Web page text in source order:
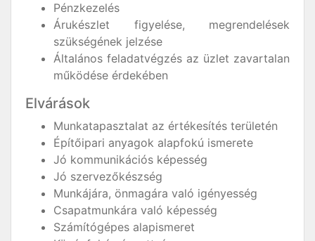
Pénzkezelés
Árukészlet figyelése, megrendelések
szükségének jelzése
Általános feladatvégzés az üzlet zavartalan
működése érdekében
Elvárások
Munkatapasztalat az értékesítés területén
Építőipari anyagok alapfokú ismerete
Jó kommunikációs képesség
Jó szervezőkészség
Munkájára, önmagára való igényesség
Csapatmunkára való képesség
Számítógépes alapismeret